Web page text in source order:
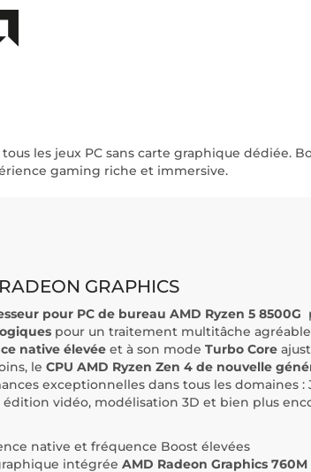
les jeux PC sans carte graphique dédiée.
gaming riche et immersive.
GRAPHICS
pour PC de bureau AMD Ryzen 5 8500G
pour un traitement multitâche
native élevée et à son mode Turbo Core
le CPU AMD Ryzen Zen 4 de nouvelle
exceptionnelles dans tous les domaines :
édition vidéo, modélisation 3D et bien plus
native et fréquence Boost élevées
intégrée AMD Radeon Graphics 760M